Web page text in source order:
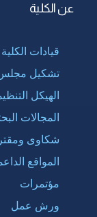
عن الكلية
قيادات الكلية
تشكيل مجلس
الهيكل
المجالات
شكاوى
المواقع
مؤتمرات
ورش عمل